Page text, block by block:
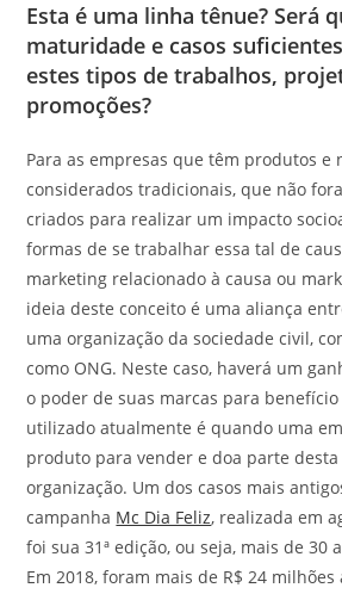
Esta é uma linha tênue? Será
maturidade e casos
estes tipos de trabalhos,
promoções?
Para as empresas que têm produtos e
considerados tradicionais, que não
criados para realizar um impacto
formas de se trabalhar essa tal de
marketing relacionado à causa ou
ideia deste conceito é uma aliança
uma organização da sociedade civil,
como ONG. Neste caso, haverá um
o poder de suas marcas para
utilizado atualmente é quando uma
produto para vender e doa parte
organização. Um dos casos mais
campanha Mc Dia Feliz, realizada em
foi sua 31ª edição, ou seja, mais de 30
Em 2018, foram mais de R$ 24